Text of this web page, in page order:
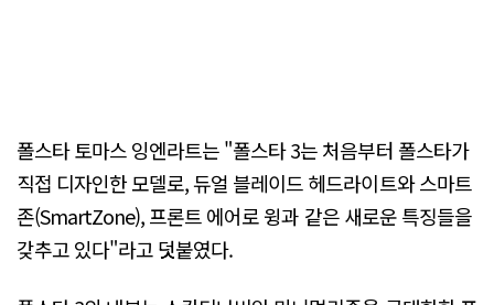
폴스타 토마스 잉엔라트는 "폴스타 3는 처음부터 폴스타가
직접 디자인한 모델로, 듀얼 블레이드 헤드라이트와 스마트
존(SmartZone), 프론트 에어로 윙과 같은 새로운 특징들을
갖추고 있다"라고 덧붙였다.